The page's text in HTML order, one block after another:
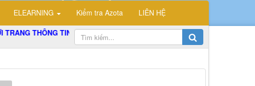
ELEARNING Kiểm tra Azota
LIÊN HỆ
THÔNG TIN ĐIỆN TỬ TỔ TIN HỌC TRƯỜNG THPT ĐỖ CÔNG TƯỜNG